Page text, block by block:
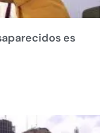
es